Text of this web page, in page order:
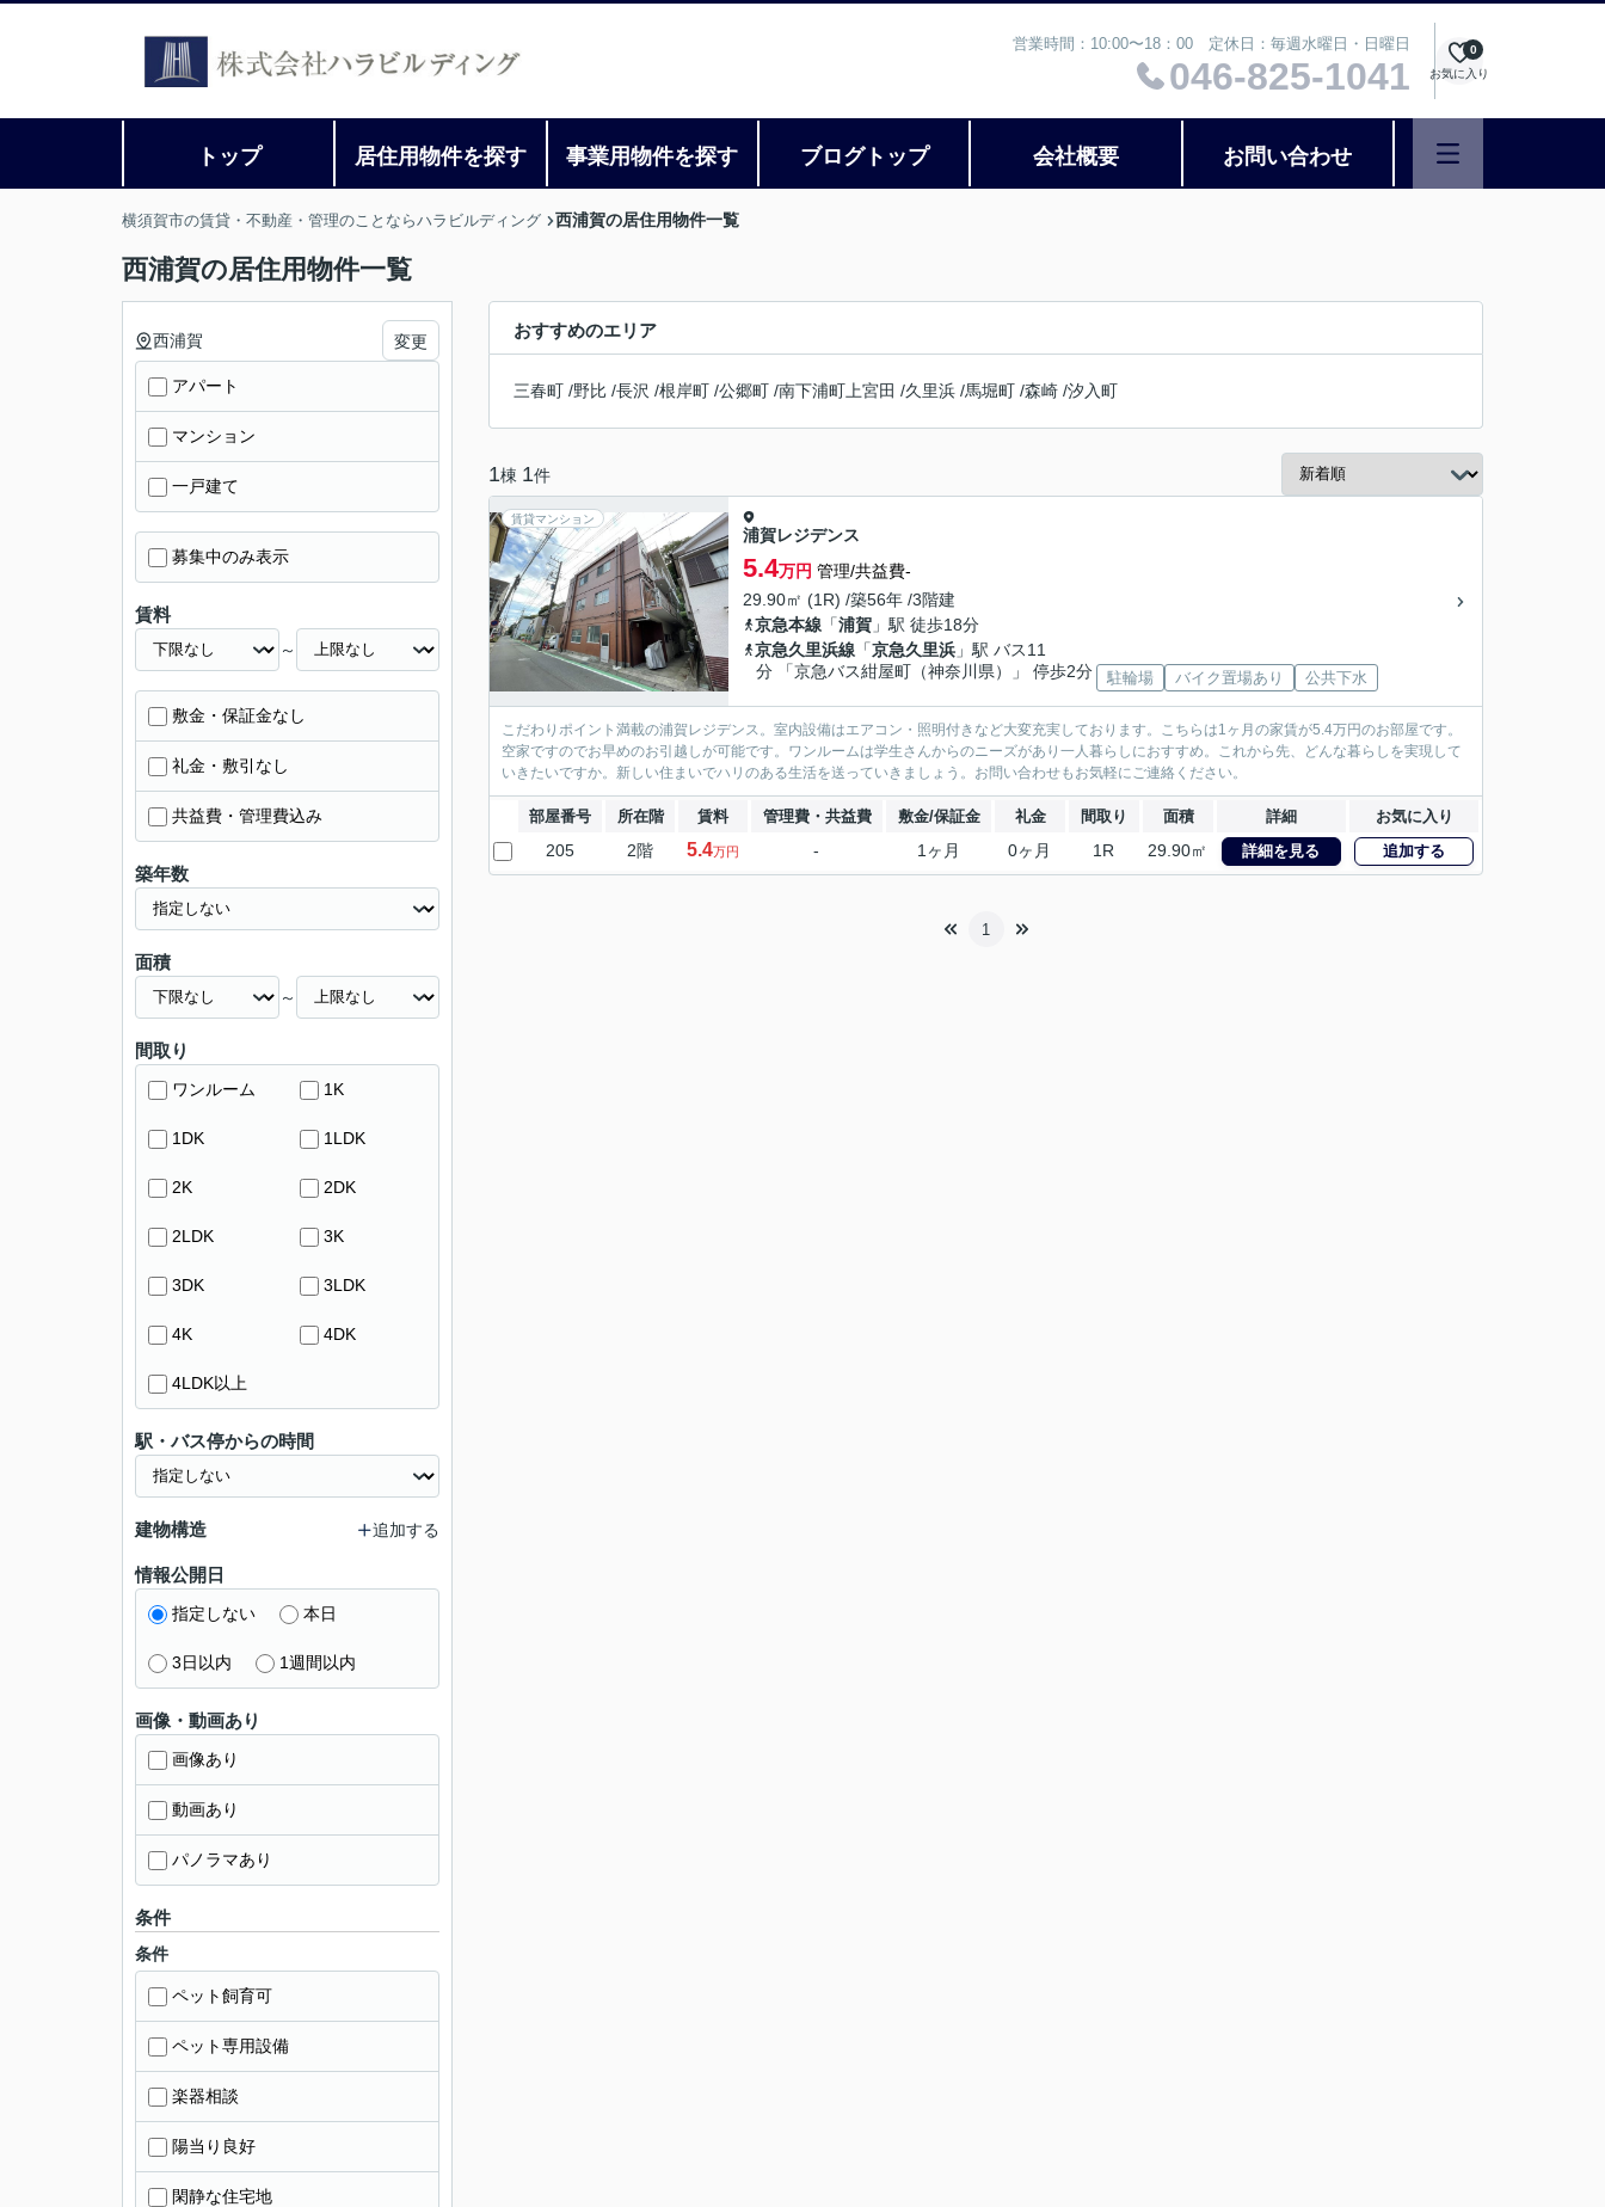
営業時間：10:00〜18：00 定休日：毎週水曜日・日曜日
046-825-1041 お気に入り
0
トップ 居住用物件を探す 事業用物件を探す ブログトップ 会社概要 お問い合わせ
横須賀市の賃貸・不動産・管理のことならハラビルディング 西浦賀の居住用物件一覧
西浦賀の居住用物件一覧
おすすめのエリア
三春町 /野比 /長沢 /根岸町 /公郷町 /南下浦町上宮田 /久里浜 /馬堀町 /森崎 /汐入町
1棟 1件
賃貸マンション
浦賀レジデンス
5.4万円 管理/共益費-
29.90㎡ (1R) /築56年 /3階建
京急本線 「浦賀 」駅 徒歩18分
京急久里浜線 「京急久里浜 」駅 バス11
分 「京急バス紺屋町（神奈川県）」 停歩2分
駐輪場 バイク置場あり 公共下水
こだわりポイント満載の浦賀レジデンス。室内設備はエアコン・照明付きなど大変充実しております。こちらは1ヶ月の家賃が5.4万円のお部屋です。
空家ですのでお早めのお引越しが可能です。ワンルームは学生さんからのニーズがあり一人暮らしにおすすめ。これから先、どんな暮らしを実現して
いきたいですか。新しい住まいでハリのある生活を送っていきましょう。お問い合わせもお気軽にご連絡ください。
部屋番号 所在階 賃料 管理費・共益費 敷金/保証金 礼金 間取り 面積 詳細 お気に入り
205 2階 5.4万円 - 1ヶ月 0ヶ月 1R 29.90㎡ 詳細を見る 追加する
1
西浦賀 変更
アパート
マンション
一戸建て
募集中のみ表示
賃料
～
敷金・保証金なし
礼金・敷引なし
共益費・管理費込み
築年数
面積
～
間取り
ワンルーム 1K
1DK 1LDK
2K 2DK
2LDK 3K
3DK 3LDK
4K 4DK
4LDK以上
駅・バス停からの時間
建物構造 追加する
情報公開日
指定しない 本日
3日以内 1週間以内
画像・動画あり
画像あり
動画あり
パノラマあり
条件
条件
ペット飼育可
ペット専用設備
楽器相談
陽当り良好
閑静な住宅地